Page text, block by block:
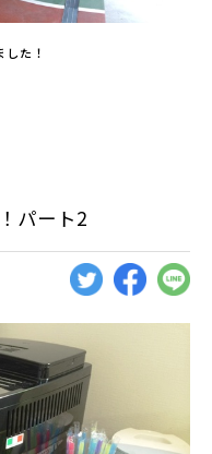
た！
パート2